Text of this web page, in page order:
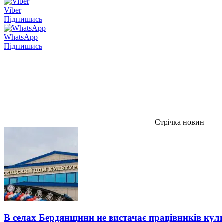
Viber
Підпишись
WhatsApp
Підпишись
Стрічка новин
В селах Бердянщини не вистачає працівників